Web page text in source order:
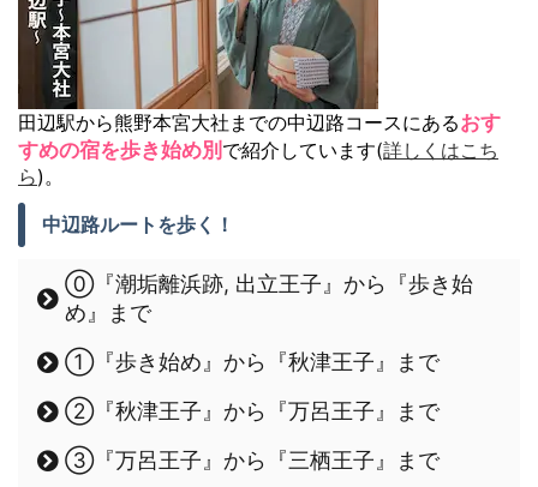
田辺駅から熊野本宮大社までの中辺路コースにあるおす
すめの宿を歩き始め別 で紹介しています(詳しくはこち
ら)。
中辺路ルートを歩く！
⓪『潮垢離浜跡, 出立王子』から『歩き始
め』まで
①『歩き始め』から『秋津王子』まで
②『秋津王子』から『万呂王子』まで
③『万呂王子』から『三栖王子』まで